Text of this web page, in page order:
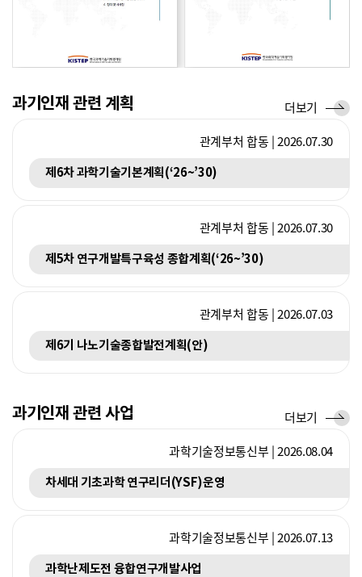
과기인재 관련 계획
관계부처 합동 | 2026.07.30
제6차 과학기술기본계획(‘26~’30)
관계부처 합동 | 2026.07.30
제5차 연구개발특구육성 종합계획(‘26~’30)
관계부처 합동 | 2026.07.03
제6기 나노기술종합발전계획(안)
계
더보기
과기인재 관련 사업
과학기술정보통신부 | 2026.08.04
차세대 기초과학 연구리더(YSF)운영
과학기술정보통신부 | 2026.07.13
과학난제도전 융합연구개발사업
사
더보기